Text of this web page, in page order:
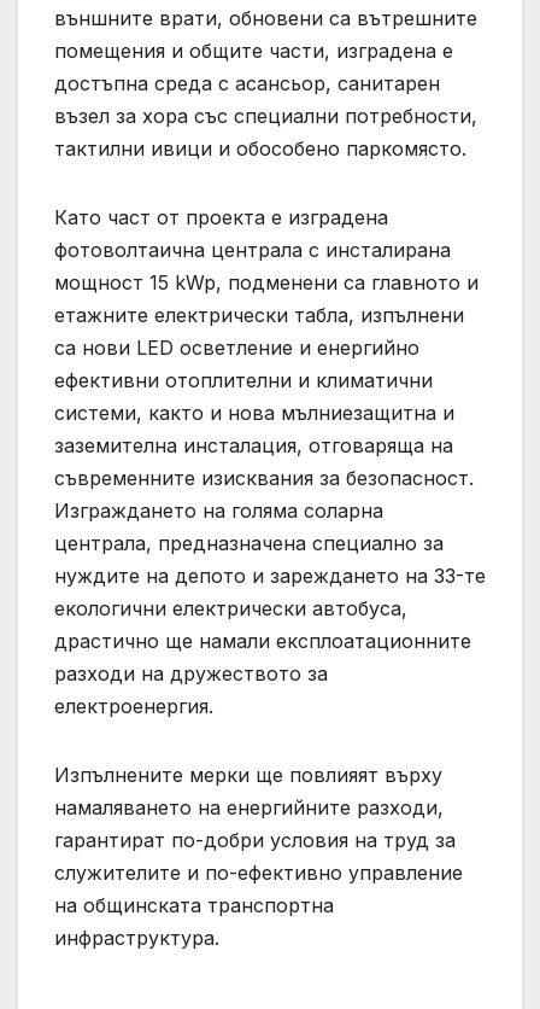
външните врати, обновени са вътрешните
помещения и общите части, изградена е
достъпна среда с асансьор, санитарен
възел за хора със специални потребности,
тактилни ивици и обособено паркомясто.
Като част от проекта е изградена
фотоволтаична централа с инсталирана
мощност 15 kWp, подменени са главното и
етажните електрически табла, изпълнени
са нови LED осветление и енергийно
ефективни отоплителни и климатични
системи, както и нова мълниезащитна и
заземителна инсталация, отговаряща на
съвременните изисквания за безопасност.
Изграждането на голяма соларна
централа, предназначена специално за
нуждите на депото и зареждането на 33-те
екологични електрически автобуса,
драстично ще намали експлоатационните
разходи на дружеството за
електроенергия.
Изпълнените мерки ще повлияят върху
намаляването на енергийните разходи,
гарантират по-добри условия на труд за
служителите и по-ефективно управление
на общинската транспортна
инфраструктура.